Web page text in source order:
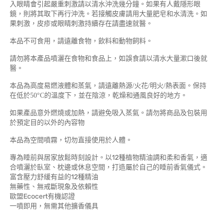
入眼睛會引起嚴重刺激請以清水沖洗幾分鐘。如果有人戴隱形眼
鏡，則將其取下再行沖洗。若接觸皮膚請用大量肥皂和水清洗。如
果刺激，皮疹或眼睛刺激持續存在請盡速就醫。
本品不可食用，請遠離食物，飲料和動物飼料。
請勿將本產品噴灑在食物和食品上，如誤食請以清水大量漱口後就
醫。
本品為高度易燃液體和蒸氣，請遠離熱源/火花/明火/熱表面。保持
在低於50°C的溫度下，並在陰涼，乾燥和通風良好的地方。
如果產品意外燃燒或加熱，請避免吸入蒸氣。請勿將商品及包裝用
於預定目的以外的內容物
本品為空間噴霧，切勿直接使用於人體。
專為睡前與居家放鬆時刻設計。以12種植物精油調和柔和香氣，適
合噴灑於臥室、枕邊或休息空間，打造屬於自己的睡前香氣儀式。
富含壓力舒緩有益的12種精油
無藥性、無戒斷現象及依賴性
歐盟Ecocert有機認證
一噴即用，無需其他擴香儀具